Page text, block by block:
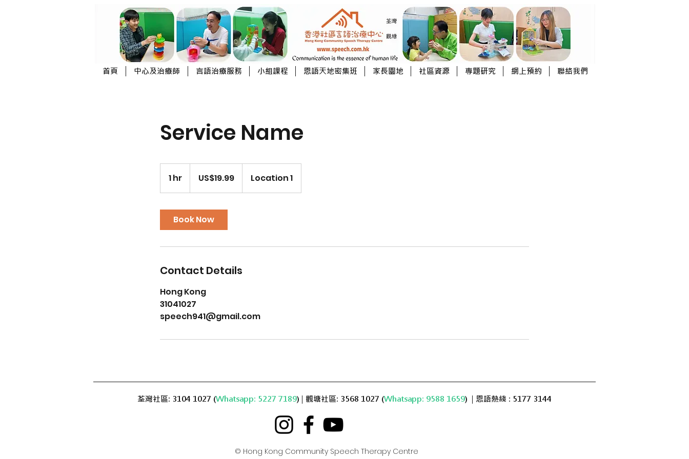
首頁 中心及治療師 言語治療服務 小組課程 恩語天地密集班 家長園地 社區資源 專題研究 網上預約 聯絡我們
Service Name
1 hr
h
dollarsUS$19.99 Location 1
Book Now
Contact Details
Hong Kong
31041027
speech941@gmail.com
荃灣社區: 3104 1027 (Whatsapp: 5227 7189) | 觀塘社區: 3568 1027 (Whatsapp: 9588 1659) | 恩語熱綫 : 5177 3144
© Hong Kong Community Speech Therapy Centre